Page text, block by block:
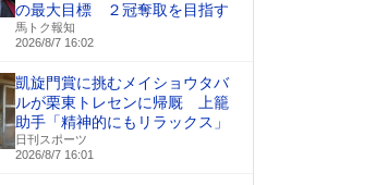
の最大目標 ２冠奪取を目指す
馬トク報知
2026/8/7 16:02
凱旋門賞に挑むメイショウタバ
ルが栗東トレセンに帰厩 上籠
助手「精神的にもリラックス」
日刊スポーツ
2026/8/7 16:01